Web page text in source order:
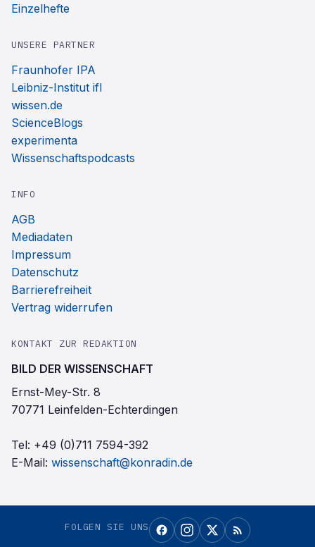
Einzelhefte
UNSERE PARTNER
Fraunhofer IPA
Leibniz-Institut ifl
wissen.de
ScienceBlogs
experimenta
Wissenschaftspodcasts
INFO
AGB
Mediadaten
Impressum
Datenschutz
Barrierefreiheit
Vertrag widerrufen
KONTAKT ZUR REDAKTION
BILD DER WISSENSCHAFT
Ernst-Mey-Str. 8
70771 Leinfelden-Echterdingen
Tel: +49 (0)711 7594-392
E-Mail: wissenschaft@konradin.de
FOLGEN SIE UNS